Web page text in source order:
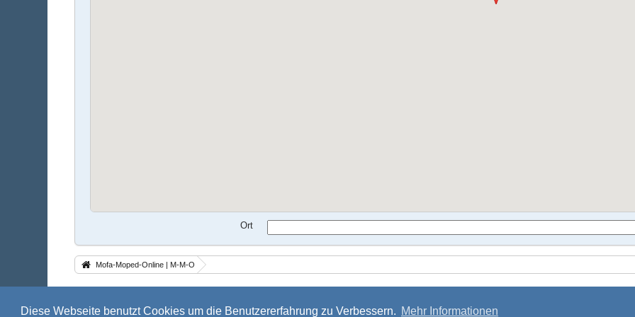
Diese Webseite benutzt Cookies um die Benutzererfahrung zu Verbessern. Mehr Informationen
Ort
Mofa-Moped-Online | M-M-O